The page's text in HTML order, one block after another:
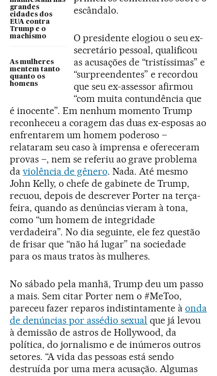
grandes
cidades dos
EUA contra
Trump e o
machismo
As mulheres
mentem tanto
quanto os
homens
escândalo.
O presidente elogiou o seu ex-
secretário pessoal, qualificou
as acusações de “tristíssimas” e
“surpreendentes” e recordou
que seu ex-assessor afirmou
“com muita contundência que
é inocente”. Em nenhum momento Trump
reconheceu a coragem das duas ex-esposas ao
enfrentarem um homem poderoso –
relataram seu caso à imprensa e ofereceram
provas –, nem se referiu ao grave problema
da violência de gênero. Nada. Até mesmo
John Kelly, o chefe de gabinete de Trump,
recuou, depois de descrever Porter na terça-
feira, quando as denúncias vieram à tona,
como “um homem de integridade
verdadeira”. No dia seguinte, ele fez questão
de frisar que “não há lugar” na sociedade
para os maus tratos às mulheres.
No sábado pela manhã, Trump deu um passo
a mais. Sem citar Porter nem o #MeToo,
pareceu fazer reparos indistintamente àonda
de denúncias por assédio sexual que já levou
à demissão de astros de Hollywood, da
política, do jornalismo e de inúmeros outros
setores. “A vida das pessoas está sendo
destruída por uma mera acusação. Algumas